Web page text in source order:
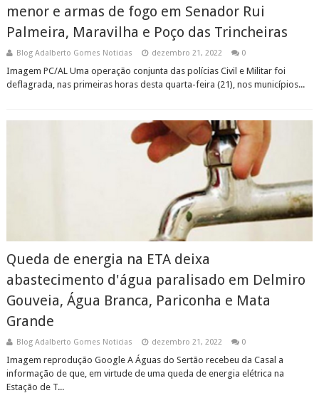
menor e armas de fogo em Senador Rui
Palmeira, Maravilha e Poço das Trincheiras
Blog Adalberto Gomes Noticias dezembro 21, 2022 0
Imagem PC/AL Uma operação conjunta das polícias Civil e Militar foi
deflagrada, nas primeiras horas desta quarta-feira (21), nos municípios...
Queda de energia na ETA deixa
abastecimento d'água paralisado em Delmiro
Gouveia, Água Branca, Pariconha e Mata
Grande
Blog Adalberto Gomes Noticias dezembro 21, 2022 0
Imagem reprodução Google A Águas do Sertão recebeu da Casal a
informação de que, em virtude de uma queda de energia elétrica na
Estação de T...